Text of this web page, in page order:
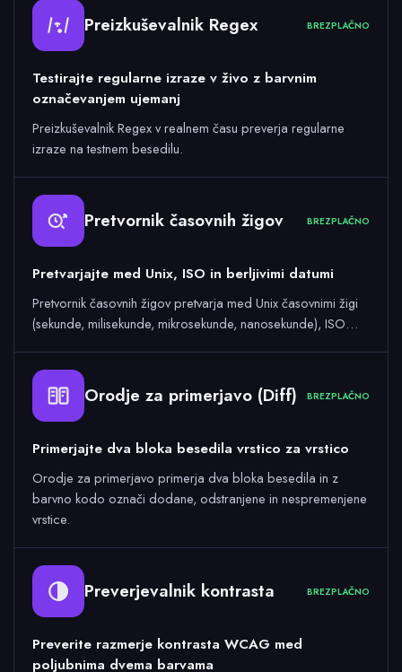
Preizkuševalnik Regex BREZPLAČNO
Testirajte regularne izraze v živo z barvnim
označevanjem ujemanj
Preizkuševalnik Regex v realnem času preverja regularne
izraze na testnem besedilu.
Pretvornik časovnih žigov BREZPLAČNO
Pretvarjajte med Unix, ISO in berljivimi datumi
Pretvornik časovnih žigov pretvarja med Unix časovnimi žigi
(sekunde, milisekunde, mikrosekunde, nanosekunde), ISO…
Orodje za primerjavo (Diff) BREZPLAČNO
Primerjajte dva bloka besedila vrstico za vrstico
Orodje za primerjavo primerja dva bloka besedila in z
barvno kodo označi dodane, odstranjene in nespremenjene
vrstice.
Preverjevalnik kontrasta BREZPLAČNO
Preverite razmerje kontrasta WCAG med
poljubnima dvema barvama